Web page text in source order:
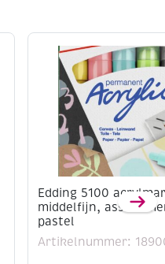
Edding 5100
middelfijn,
pastel
Artikelnummer: